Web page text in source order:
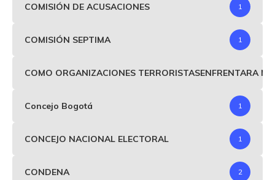
COMISIÓN DE ACUSACIONES 1
COMISIÓN SEPTIMA 1
COMO ORGANIZACIONES TERRORISTASENFRENTARA
Concejo Bogotá 1
CONCEJO NACIONAL ELECTORAL 1
CONDENA 2